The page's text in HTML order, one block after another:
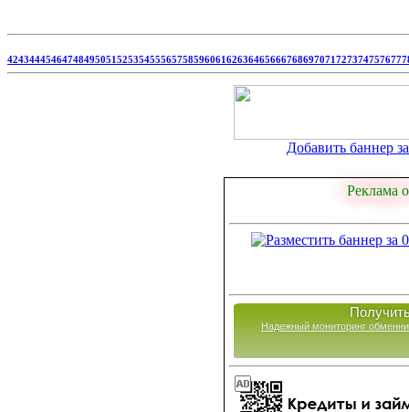
424344454647484950515253545556575859606162636465666768697071727374757677
Добавить баннер
Реклама
Надежный мониторинг